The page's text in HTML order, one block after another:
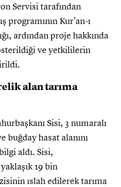
Servisi tarafından
programının Kur'an-ı
ardından proje hakkında
ve yetkililerin
alan tarıma
Sisi, 3 numaralı
buğday hasat alanını
aldı. Sisi,
19 bin
ıslah edilerek tarıma